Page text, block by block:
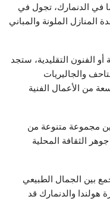
في الدنمارك، تجول في
المنازل الملونة والمباني
الفنون التقليدية، ستجد
والجاليريات
من الأعمال الفنية
مجموعة متنوعة من
الثقافة المحلية
بين الجمال الطبيعي
هولندا والدنمارك قد